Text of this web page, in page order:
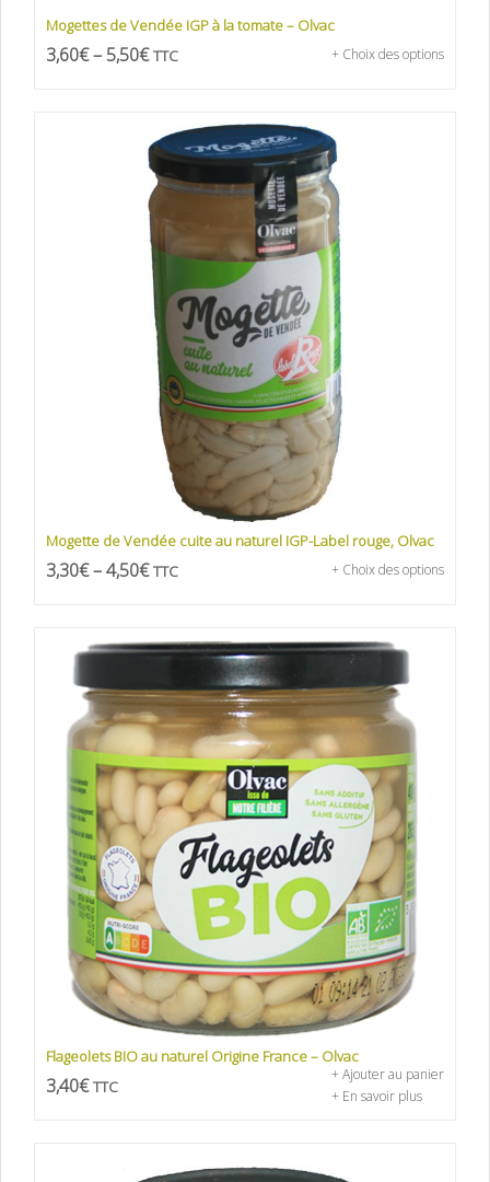
Mogettes de Vendée IGP à la tomate – Olvac
3,60€– 5,50€ TTC + Choix des options
Mogette de Vendée cuite au naturel IGP-Label rouge, Olvac
3,30€–4,50€ TTC + Choix des options
Flageolets BIO au naturel Origine France – Olvac
3,40€ TTC
+ Ajouter au panier
+ En savoir plus